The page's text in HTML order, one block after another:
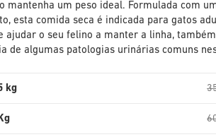
mantenha um peso ideal. Formulada com
esta comida seca é indicada para gatos
ajudar o seu felino a manter a linha,
de algumas patologias urinárias comuns
kg